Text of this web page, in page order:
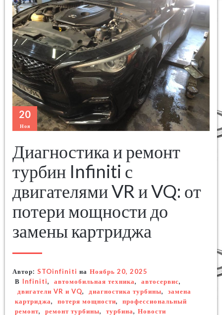
20
Ноя
Диагностика и ремонт
турбин Infiniti с
двигателями VR и VQ: от
потери мощности до
замены картриджа
Автор: STOinfiniti на Ноябрь 20, 2025
В Infiniti, автомобильная техника, автосервис,
двигатели VR и VQ, диагностика турбины,
замена
картриджа, потеря мощности,
профессиональный
ремонт, ремонт турбины, турбина, Новости